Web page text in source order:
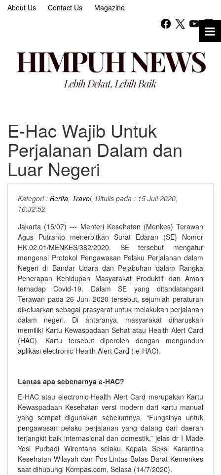
About Us Contact Us Magazine
E-Hac Wajib Untuk
Perjalanan Dalam dan
Luar Negeri
Kategori : Berita, Travel, Ditulis pada : 15 Juli 2020,
16:32:52
Jakarta (15/07) --- Menteri Kesehatan (Menkes) Terawan
Agus Putranto menerbitkan Surat Edaran (SE) Nomor
HK.02.01/MENKES/382/2020. SE tersebut mengatur
mengenai Protokol Pengawasan Pelaku Perjalanan dalam
Negeri di Bandar Udara dan Pelabuhan dalam Rangka
Penerapan Kehidupan Masyarakat Produktif dan Aman
terhadap Covid-19. Dalam SE yang ditandatangani
Terawan pada 26 Juni 2020 tersebut, sejumlah peraturan
dikeluarkan sebagai prasyarat untuk melakukan perjalanan
dalam negeri. Di antaranya, masyarakat diharuskan
memiliki Kartu Kewaspadaan Sehat atau Health Alert Card
(HAC). Kartu tersebut diperoleh dengan mengunduh
aplikasi electronic-Health Alert Card ( e-HAC).
Lantas apa sebenarnya e-HAC?
E-HAC atau electronic-Health Alert Card merupakan Kartu
Kewaspadaan Kesehatan versi modern dari kartu manual
yang sempat digunakan sebelumnya. “Fungsinya untuk
pengawasan pelaku perjalanan yang datang dari daerah
terjangkit baik internasional dan domestik,” jelas dr I Made
Yosi Purbadi Wirentana selaku Kepala Seksi Karantina
Kesehatan Wilayah dan Pos Lintas Batas Darat Kemenkes
saat dihubungi Kompas.com, Selasa (14/7/2020).